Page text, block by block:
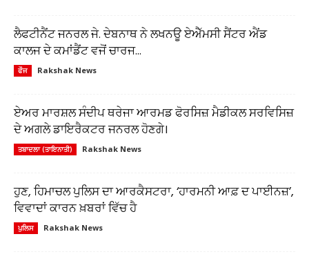
ਲੈਫਟੀਨੈਂਟ ਜਨਰਲ ਜੇ. ਦੇਬਨਾਥ ਨੇ ਲਖਨਊ ਏਐੱਮਸੀ ਸੈਂਟਰ ਐਂਡ
ਕਾਲਜ ਦੇ ਕਮਾਂਡੈਂਟ ਵਜੋਂ ਚਾਰਜ...
ਫੌਜ Rakshak News
ਏਅਰ ਮਾਰਸ਼ਲ ਸੰਦੀਪ ਥਰੇਜਾ ਆਰਮਡ ਫੋਰਸਿਜ਼ ਮੈਡੀਕਲ ਸਰਵਿਸਿਜ਼
ਦੇ ਅਗਲੇ ਡਾਇਰੈਕਟਰ ਜਨਰਲ ਹੋਣਗੇ।
ਤਬਾਦਲਾ (ਤਾਇਨਾਤੀ) Rakshak News
ਹੁਣ, ਹਿਮਾਚਲ ਪੁਲਿਸ ਦਾ ਆਰਕੈਸਟਰਾ, ‘ਹਾਰਮਨੀ ਆਫ਼ ਦ ਪਾਈਨਜ਼’,
ਵਿਵਾਦਾਂ ਕਾਰਨ ਖ਼ਬਰਾਂ ਵਿੱਚ ਹੈ
ਪੁਲਿਸ Rakshak News